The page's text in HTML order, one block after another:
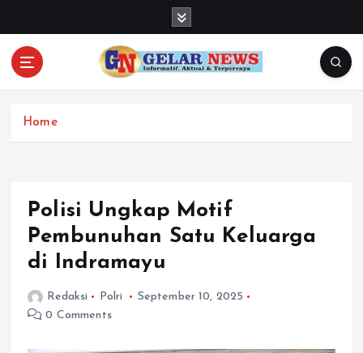
Home
Polisi Ungkap Motif
Pembunuhan Satu Keluarga
di Indramayu
Redaksi Polri
September 10, 2025
0 Comments